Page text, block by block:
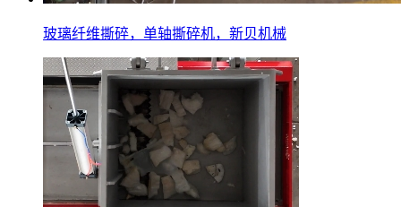
玻璃纤维撕碎，单轴撕碎机，新贝机械